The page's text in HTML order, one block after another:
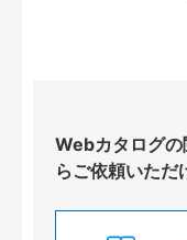
Webカタログの
らご依頼いただ